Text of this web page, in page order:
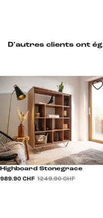
D'autres clients ont
Highboard Stonegrace
989.90 CHF 1 249.90 CHF